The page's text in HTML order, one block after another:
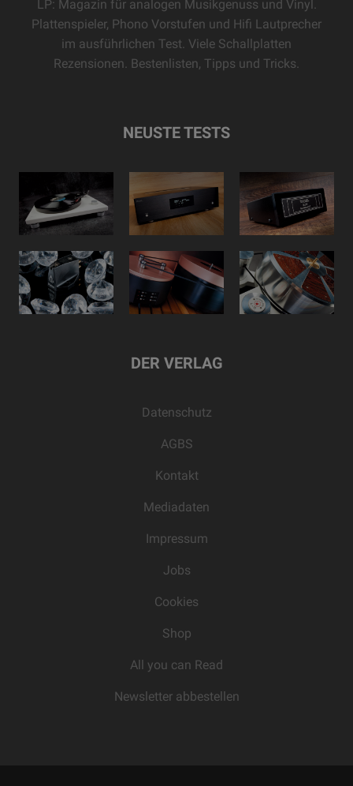
LP: Magazin für analogen Musikgenuss und Vinyl.
Plattenspieler, Phono Vorstufen und Hifi Lautprecher
im ausführlichen Test. Viele Schallplatten
Rezensionen. Bestenlisten, Tipps und Tricks.
NEUSTE TESTS
DER VERLAG
Datenschutz
AGBS
Kontakt
Mediadaten
Impressum
Jobs
Cookies
Shop
All you can Read
Newsletter abbestellen